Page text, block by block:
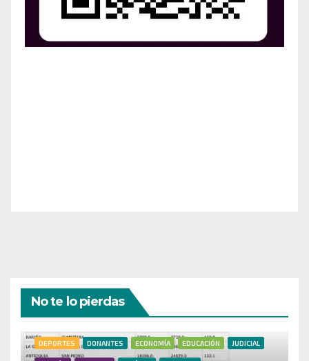
No te lo pierdas
DEPORTES DONANTES ECONOMÍA EDUCACIÓN JUDICIAL